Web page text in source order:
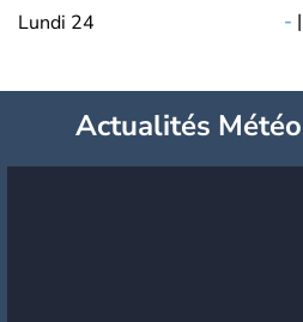
Lundi 24 - |
Actualités